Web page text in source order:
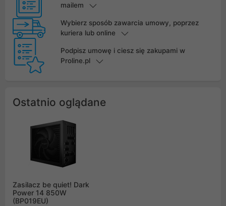
mailem
Wybierz sposób zawarcia umowy, poprzez
kuriera lub online
Podpisz umowę i ciesz się zakupami w
Proline.pl
Ostatnio oglądane
Zasilacz be quiet! Dark
Power 14 850W
(BP019EU)